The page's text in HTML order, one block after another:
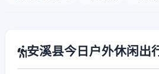
安溪县今日户外休闲出